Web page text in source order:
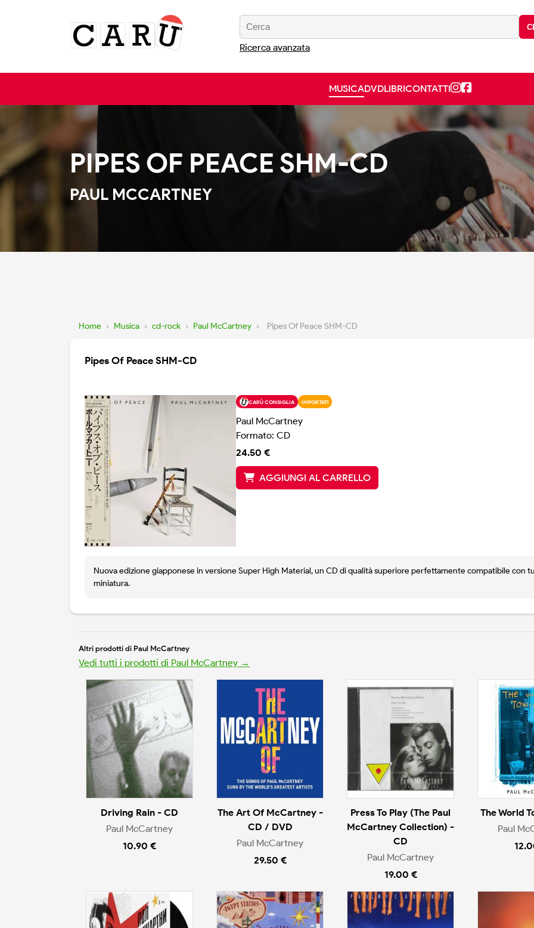
Ricerca avanzata
MUSICADVDLIBRICONTATTI
PIPES OF PEACE SHM-CD
PAUL MCCARTNEY
Home › Musica › cd-rock › Paul McCartney › Pipes Of Peace SHM-CD
Pipes Of Peace SHM-CD
CARÙ CONSIGLIA IMPORTATI
Paul McCartney
Formato: CD
24.50 €
AGGIUNGI AL CARRELLO
Nuova edizione giapponese in versione Super High Material, un CD di qualità superiore perfettamente compatibile con
miniatura.
Altri prodotti di Paul McCartney
Vedi tutti i prodotti di Paul McCartney →
Driving Rain - CD
Paul McCartney
10.90 €
The Art Of McCartney -
CD / DVD
Paul McCartney
29.50 €
Press To Play (The Paul
McCartney Collection) -
CD
Paul McCartney
19.00 €
The World
Paul